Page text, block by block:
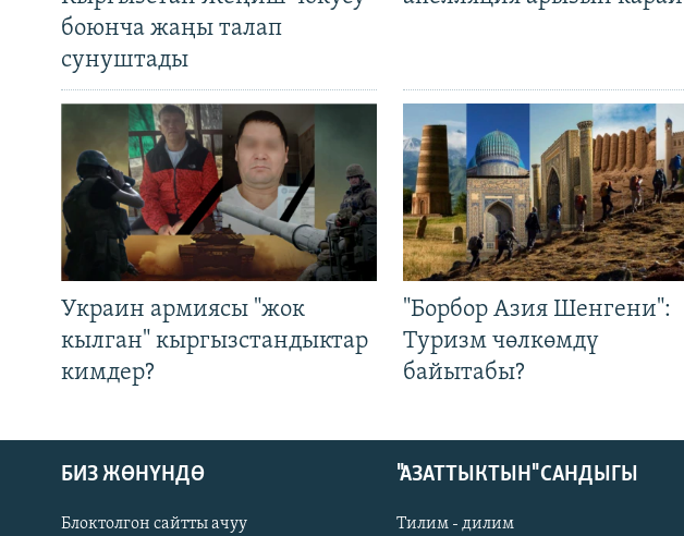
боюнча жаңы талап
сунуштады
Украин армиясы "жок
кылган" кыргызстандыктар
кимдер?
"Борбор Азия Шенгени":
Туризм чөлкөмдү
байытабы?
БИЗ ЖӨНҮНДӨ
Блоктолгон сайтты ачуу
"АЗАТТЫКТЫН" САНДЫГЫ
Тилим - дилим